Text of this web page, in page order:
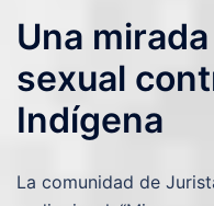
Una
sexual
Indígena
La comunidad de